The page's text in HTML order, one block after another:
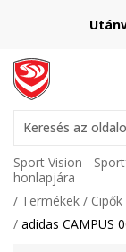
Keresés az
Sport Vision -
honlapjára
Termékek
Cipők
adidas CAMPUS